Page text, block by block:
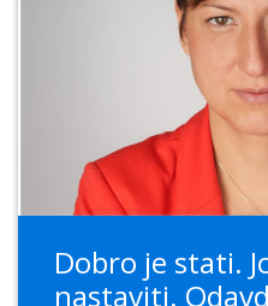
Dobro je stati.
nastaviti.